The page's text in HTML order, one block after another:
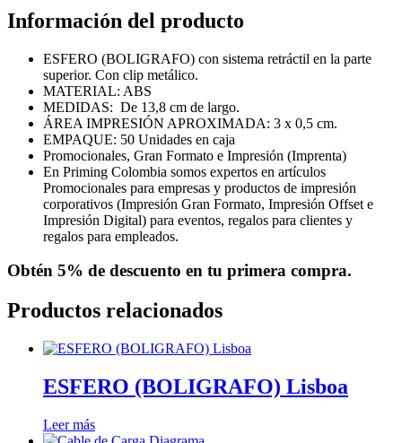
Información del producto
ESFERO (BOLIGRAFO) con sistema retráctil en la parte
superior. Con clip metálico.
MATERIAL: ABS
MEDIDAS: De 13,8 cm de largo.
ÁREA IMPRESIÓN APROXIMADA: 3 x 0,5 cm.
EMPAQUE: 50 Unidades en caja
Promocionales, Gran Formato e Impresión (Imprenta)
En Priming Colombia somos expertos en artículos
Promocionales para empresas y productos de impresión
corporativos (Impresión Gran Formato, Impresión Offset e
Impresión Digital) para eventos, regalos para clientes y
regalos para empleados.
Obtén 5% de descuento en tu primera compra.
Productos relacionados
ESFERO (BOLIGRAFO) Lisboa
Leer más